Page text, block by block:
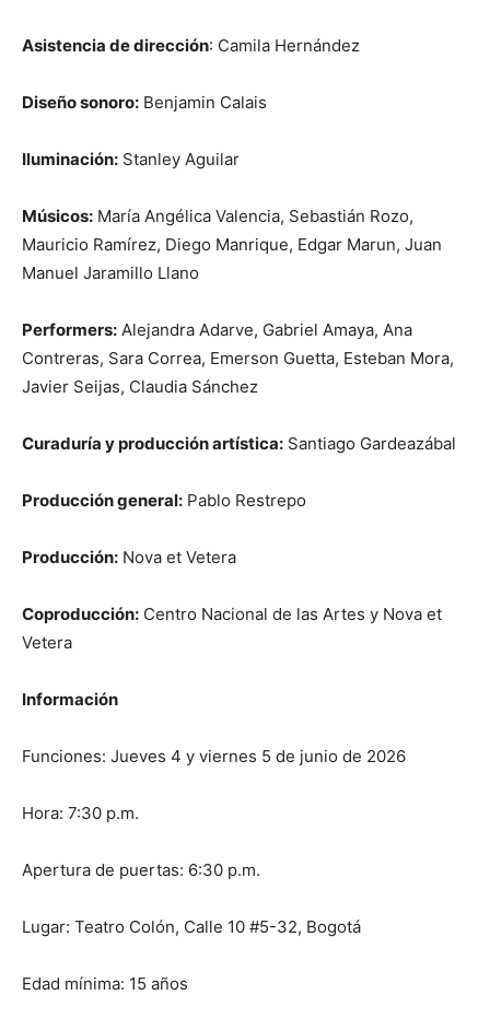
Asistencia de dirección: Camila Hernández
Diseño sonoro: Benjamin Calais
Iluminación: Stanley Aguilar
Músicos: María Angélica Valencia, Sebastián Rozo,
Mauricio Ramírez, Diego Manrique, Edgar Marun, Juan
Manuel Jaramillo Llano
Performers: Alejandra Adarve, Gabriel Amaya, Ana
Contreras, Sara Correa, Emerson Guetta, Esteban Mora,
Javier Seijas, Claudia Sánchez
Curaduría y producción artística: Santiago Gardeazábal
Producción general: Pablo Restrepo
Producción: Nova et Vetera
Coproducción: Centro Nacional de las Artes y Nova et
Vetera
Información
Funciones: Jueves 4 y viernes 5 de junio de 2026
Hora: 7:30 p.m.
Apertura de puertas: 6:30 p.m.
Lugar: Teatro Colón, Calle 10 #5-32, Bogotá
Edad mínima: 15 años